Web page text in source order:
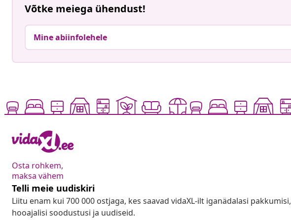
Võtke meiega ühendust!
Mine abiinfolehele
Osta rohkem,
maksa vähem
Telli meie uudiskiri
Liitu enam kui 700 000 ostjaga, kes saavad vidaXL-ilt iganädalasi pakkumisi,
hooajalisi soodustusi ja uudiseid.